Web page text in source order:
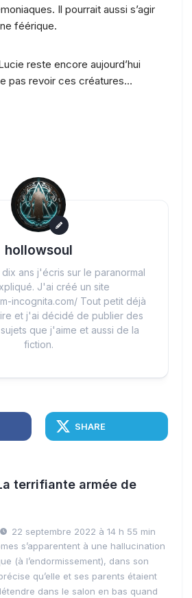
Il pourrait aussi s’agir
féérique.
reste encore aujourd’hui
pas revoir ces créatures…
hollowsoul
ans j'écris sur le paranormal
J'ai créé un site
incognita.com/ Tout petit déjà
et j'ai décidé de publier des
que j'aime et aussi de la
fiction.
SHARE
terrifiante armée de
22 septembre 2022 à 14 h 55 min
s’apparentent à une hallucination
(à l’endormissement), dans son
qu’elle et ses parents étaient
dans le salon en bas quand